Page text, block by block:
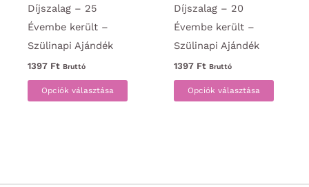
Díjszalag – 25
Évembe került –
Szülinapi Ajándék
1397 Ft Bruttó
Opciók választása
Ennek
a
Díjszalag – 20
Évembe került –
Szülinapi Ajándék
1397 Ft Bruttó
Opciók választása
Ennek
a